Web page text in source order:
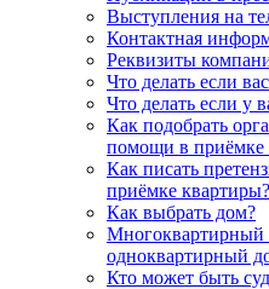
Выступления на
Контактная
Реквизиты
Что делать если
Что делать если у
Как подобрать
помощи в приёмке
Как писать
приёмке квартиры?
Как выбрать дом?
Многоквартирный
одноквартирный
Кто может быть